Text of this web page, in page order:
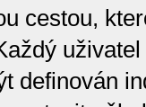
cestou,
definován